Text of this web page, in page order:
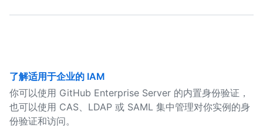
了解适用于企业的 IAM
你可以使用 GitHub Enterprise Server 的内置身份验证，
也可以使用 CAS、LDAP 或 SAML 集中管理对你实例的身
份验证和访问。